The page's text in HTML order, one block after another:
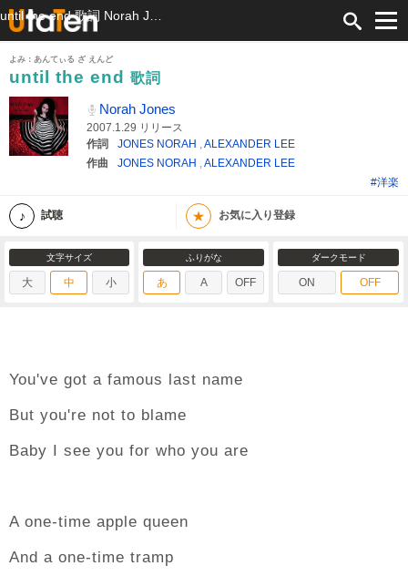
よみ：あんてぃる ざ えんど
until the end
歌詞
Norah Jones
2007.1.29 リリース
作詞
JONES NORAH ,ALEXANDER LEE
作曲
JONES NORAH ,ALEXANDER LEE
#洋楽
試聴 ★ お気に入り登録
文字サイズ
大 中 小
ふりがな
あ A OFF
ダークモード
ON OFF
You've got a famous last name
But you're not to blame
Baby I see you for who you are
A one‐time apple queen
And a one‐time tramp